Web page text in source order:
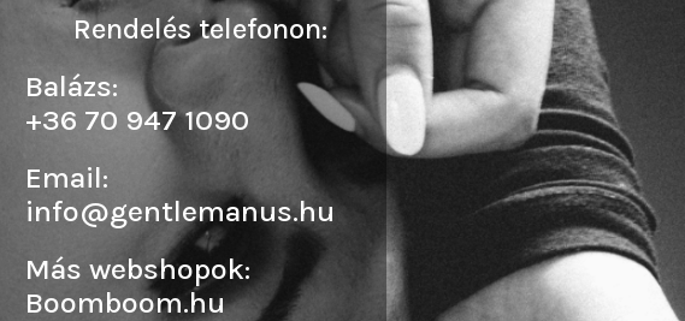
Rendelés telefonon:
Balázs:
+36 70 947 1090
Email:
info@gentlemanus.hu
Más webshopok:
Boomboom.hu